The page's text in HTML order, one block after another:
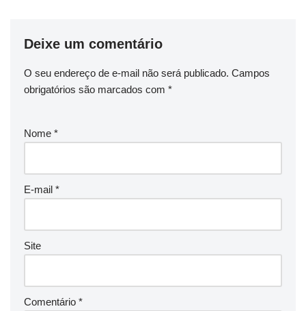
Deixe um comentário
O seu endereço de e-mail não será publicado. Campos
obrigatórios são marcados com *
Nome *
E-mail *
Site
Comentário *